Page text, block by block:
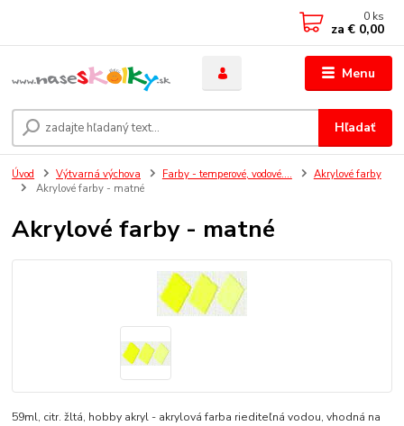
Menu
Hľadať
0 ks
za € 0,00
Úvod Výtvarná výchova Farby - temperové, vodové....
Akrylové farby
Akrylové farby - matné
Akrylové farby - matné
59ml, citr. žltá, hobby akryl - akrylová farba riediteľná vodou, vhodná na